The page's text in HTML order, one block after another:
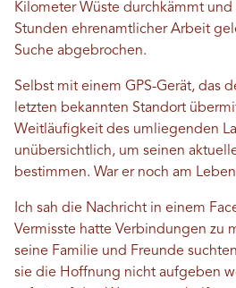
Kilometer Wüste durchkämmt
Stunden ehrenamtlicher Arbeit
Suche abgebrochen.
Selbst mit einem GPS-Gerät, das
letzten bekannten Standort
Weitläufigkeit des umliegenden
unübersichtlich, um seinen
bestimmen. War er noch am
Ich sah die Nachricht in einem
Vermisste hatte Verbindungen zu
seine Familie und Freunde
sie die Hoffnung nicht aufgeben